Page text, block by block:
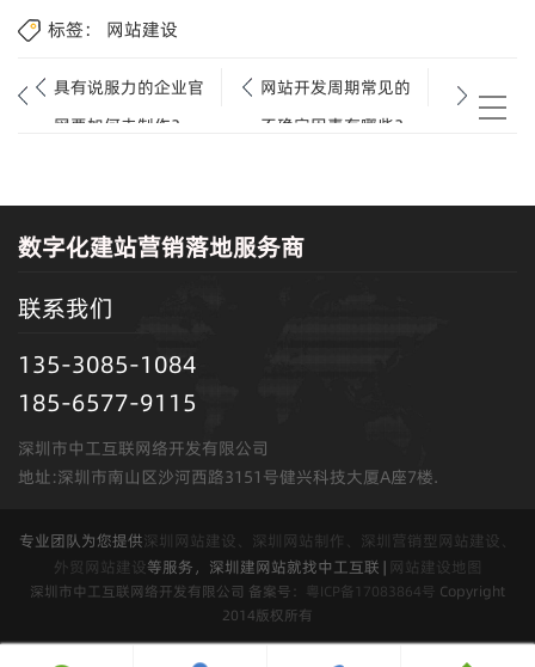
标签： 网站建设
具有说服力的企业官
网要如何去制作？
网站开发周期常见的
不确定因素有哪些？
数字化建站营销落地服务商
联系我们
135-3085-1084
185-6577-9115
深圳市中工互联网络开发有限公司
地址:深圳市南山区沙河西路3151号健兴科技大厦A座7楼.
专业团队为您提供深圳网站建设、深圳网站制作、深圳营销型网站建设、
外贸网站建设等服务，深圳建网站就找中工互联 | 网站建设地图
深圳市中工互联网络开发有限公司 备案号： 粤ICP备17083864号 Copyright
2014版权所有